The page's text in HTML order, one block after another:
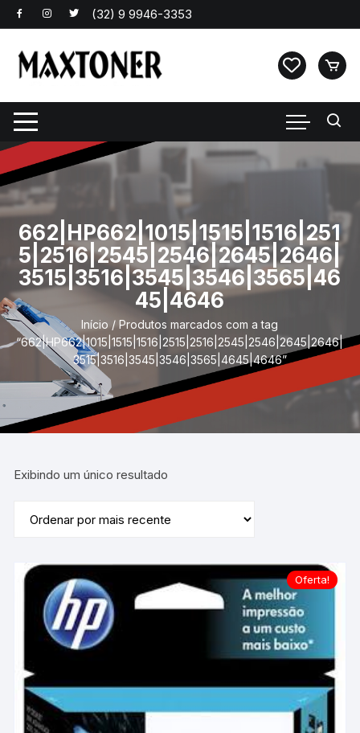
Pular
para
conteúdo
662|HP662|1015|1515|1516|251
5|2516|2545|2546|2645|2646|
3515|3516|3545|3546|3565|46
45|4646
Início / Produtos marcados com a tag
“662|HP662|1015|1515|1516|2515|2516|2545|2546|2645|2646|
3515|3516|3545|3546|3565|4645|4646”
Exibindo um único resultado
Oferta!